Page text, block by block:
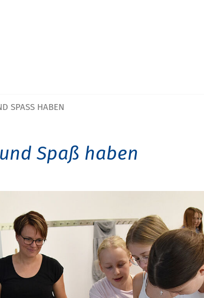
SPASS HABEN
Spaß haben